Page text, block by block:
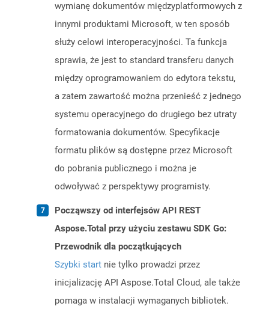
wymianę dokumentów międzyplatformowych z
innymi produktami Microsoft, w ten sposób
służy celowi interoperacyjności. Ta funkcja
sprawia, że ​​jest to standard transferu danych
między oprogramowaniem do edytora tekstu,
a zatem zawartość można przenieść z jednego
systemu operacyjnego do drugiego bez utraty
formatowania dokumentów. Specyfikacje
formatu plików są dostępne przez Microsoft
do pobrania publicznego i można je
odwoływać z perspektywy programisty.
Począwszy od interfejsów API REST
Aspose.Total przy użyciu zestawu SDK Go:
Przewodnik dla początkujących
Szybki start nie tylko prowadzi przez
inicjalizację API Aspose.Total Cloud, ale także
pomaga w instalacji wymaganych bibliotek.